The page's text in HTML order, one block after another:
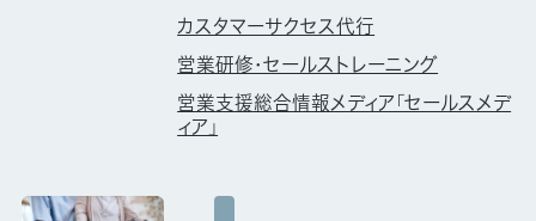
カスタマーサクセス代行
営業研修・セールストレーニング
営業支援総合情報メディア「セールスメデ
ィア」